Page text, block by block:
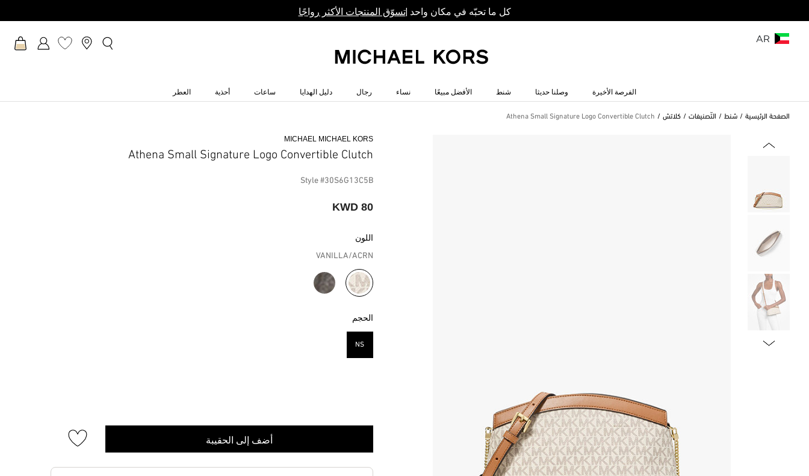
كل ما تحبّه في مكان واحد |تسوّق المنتجات الأكثر رواجًا
AR
الفرصة الأخيرة وصلنا حديثا شنط الأفضل مبيعًا نساء رجال دليل الهدايا ساعات أحذية العطر
الصفحة الرئيسية شنط التّصنيفات كلاتش Athena Small Signature Logo Convertible Clutch
MICHAEL MICHAEL KORS
Athena Small Signature Logo Convertible Clutch
Style #30S6G13C5B
80 KWD
اللون
VANILLA/ACRN
مختار
الحجم
NS
أضف إلى الحقيبة